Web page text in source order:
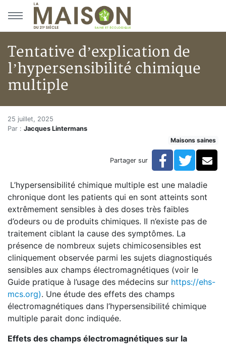
Aller au menu principal
Aller au contenu principal
Tentative d’explication de
l’hypersensibilité chimique
multiple
Accueil
En kiosque!
Hypersensibilités environnementales
Tentative d’explication de l’hypersensibilité chimique
Tentative d’explication de
25 juillet, 2025
Par : Jacques Lintermans
Maisons saines
Partager sur Facebook
L’hypersensibilité chimique multiple est une maladie
chronique dont les patients qui en sont atteints sont
extrêmement sensibles à des doses très faibles
d’odeurs ou de produits chimiques. Il n’existe pas de
traitement ciblant la cause des symptômes. La
présence de nombreux sujets chimicosensibles est
cliniquement observée parmi les sujets diagnostiqués
sensibles aux champs électromagnétiques (voir le
Guide pratique à l’usage des médecins sur https://ehs-
mcs.org). Une étude des effets des champs
électromagnétiques dans l’hypersensibilité chimique
multiple parait donc indiquée.
Effets des champs électromagnétiques sur la